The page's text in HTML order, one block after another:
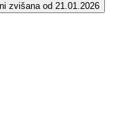
ni zvišana od 21.01.2026